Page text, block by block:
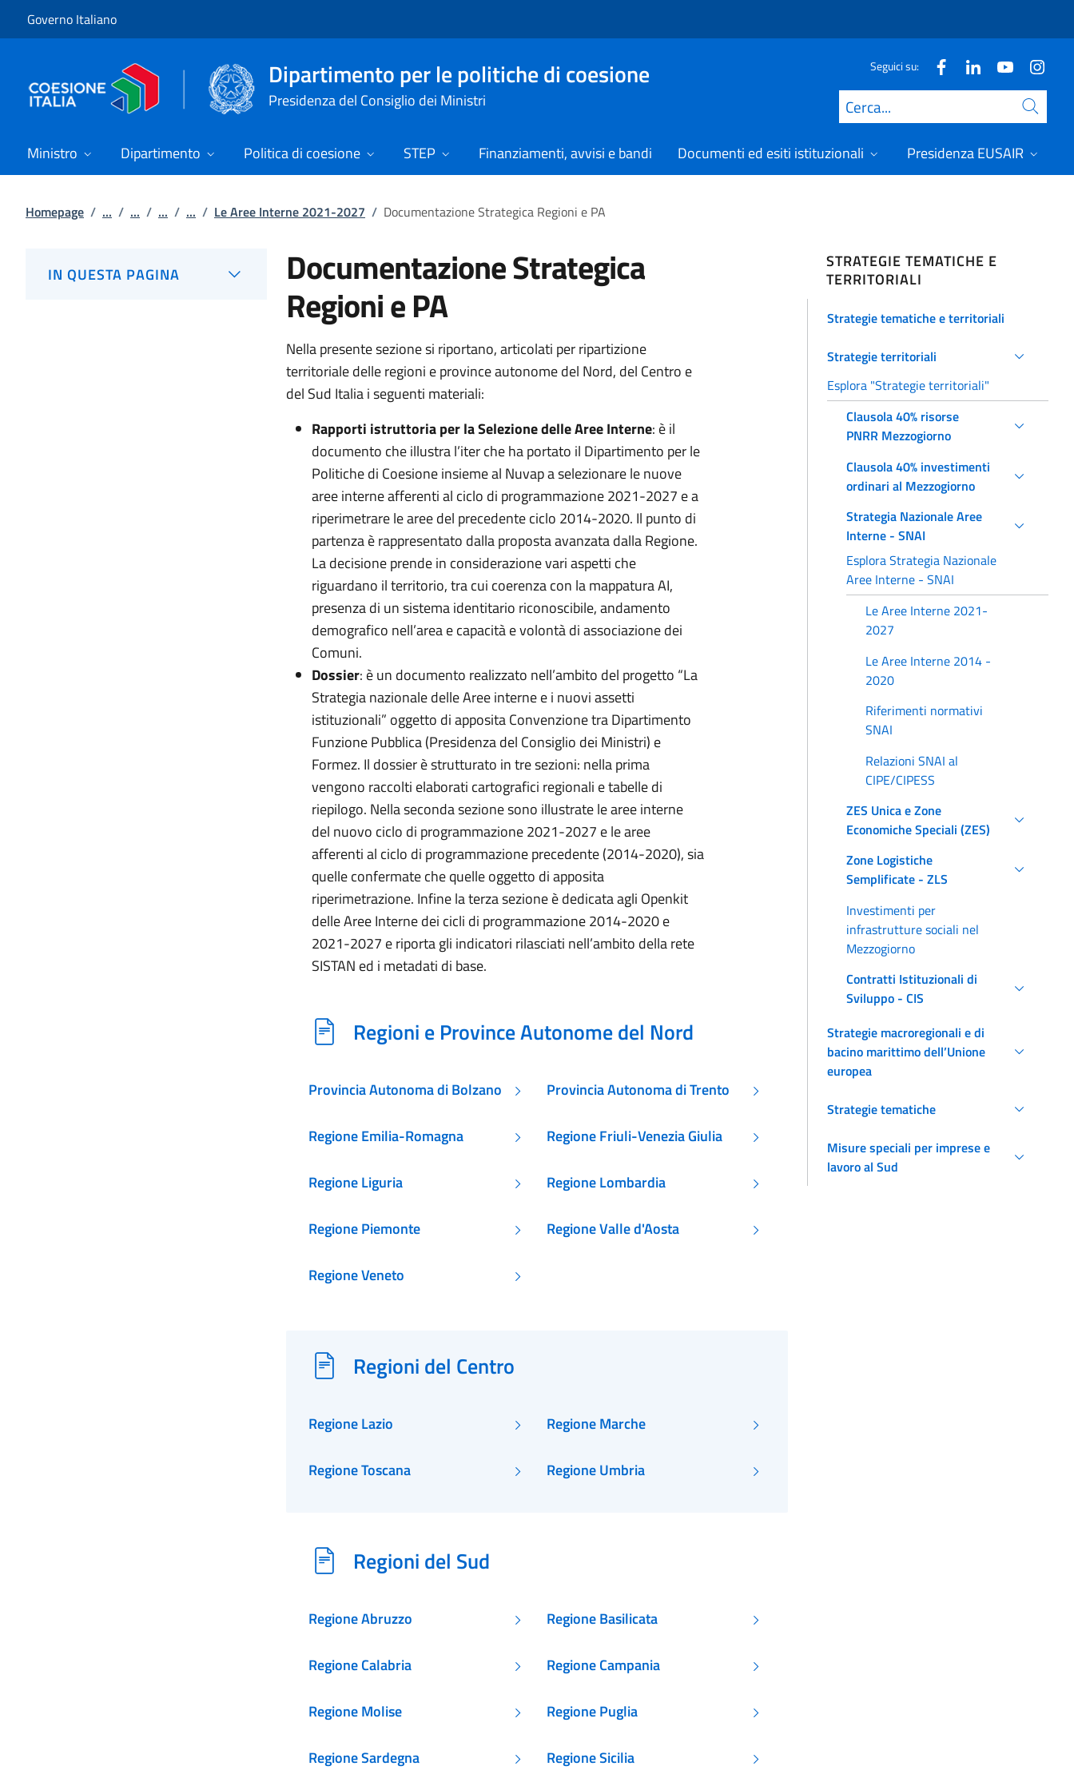
Governo Italiano
Dipartimento per le politiche di coesione
Presidenza del Consiglio dei Ministri
Seguici su:
Cerca
Ministro Dipartimento Politica di coesione STEP Finanziamenti, avvisi e bandi Documenti ed esiti istituzionali Presidenza EUSAIR
Homepage / ... / ... / ... / ... / Le Aree Interne 2021-2027 / Documentazione Strategica Regioni e PA
IN QUESTA PAGINA Documentazione Strategica
Regioni e PA
Nella presente sezione si riportano, articolati per ripartizione
territoriale delle regioni e province autonome del Nord, del Centro e
del Sud Italia i seguenti materiali:
Rapporti istruttoriaper la Selezione delle Aree Interne: è il
documento che illustra l’iter che ha portato il Dipartimento per le
Politiche di Coesione insieme al Nuvap a selezionare le nuove
aree interne afferenti al ciclo di programmazione 2021-2027 e a
riperimetrare le aree del precedente ciclo 2014-2020. Il punto di
partenza è rappresentato dalla proposta avanzata dalla Regione.
La decisione prende in considerazione vari aspetti che
riguardano il territorio, tra cui coerenza con la mappatura AI,
presenza di un sistema identitario riconoscibile, andamento
demografico nell’area e capacità e volontà di associazione dei
Comuni.
Dossier: è un documento realizzato nell’ambito del progetto “La
Strategia nazionale delle Aree interne e i nuovi assetti
istituzionali” oggetto di apposita Convenzione tra Dipartimento
Funzione Pubblica (Presidenza del Consiglio dei Ministri) e
Formez. Il dossier è strutturato in tre sezioni: nella prima
vengono raccolti elaborati cartografici regionali e tabelle di
riepilogo. Nella seconda sezione sono illustrate le aree interne
del nuovo ciclo di programmazione 2021-2027 e le aree
afferenti al ciclo di programmazione precedente (2014-2020), sia
quelle confermate che quelle oggetto di apposita
riperimetrazione. Infine la terza sezione è dedicata agli Openkit
delle Aree Interne dei cicli di programmazione 2014-2020 e
2021-2027 e riporta gli indicatori rilasciati nell’ambito della rete
SISTAN ed i metadati di base.
Regioni e Province Autonome del Nord
Provincia Autonoma di Bolzano Provincia Autonoma di Trento
Regione Emilia-Romagna Regione Friuli-Venezia Giulia
Regione Liguria Regione Lombardia
Regione Piemonte Regione Valle d'Aosta
Regione Veneto
Regioni del Centro
Regione Lazio Regione Marche
Regione Toscana Regione Umbria
Regioni del Sud
Regione Abruzzo Regione Basilicata
Regione Calabria Regione Campania
Regione Molise Regione Puglia
Regione Sardegna Regione Sicilia
STRATEGIE TEMATICHE E
TERRITORIALI
Strategie tematiche e territoriali
Strategie territoriali
Esplora "Strategie territoriali"
Clausola 40% risorse
PNRR Mezzogiorno
Clausola 40% investimenti
ordinari al Mezzogiorno
Strategia Nazionale Aree
Interne - SNAI
Esplora Strategia Nazionale
Aree Interne - SNAI
Le Aree Interne 2021-
2027
Le Aree Interne 2014 -
2020
Riferimenti normativi
SNAI
Relazioni SNAI al
CIPE/CIPESS
ZES Unica e Zone
Economiche Speciali (ZES)
Zone Logistiche
Semplificate - ZLS
Investimenti per
infrastrutture sociali nel
Mezzogiorno
Contratti Istituzionali di
Sviluppo - CIS
Strategie macroregionali e di
bacino marittimo dell’Unione
europea
Strategie tematiche
Misure speciali per imprese e
lavoro al Sud